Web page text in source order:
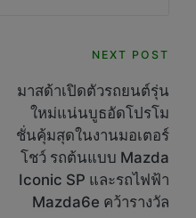
NEXT POST
มาสด้าเปิดตัวรถยนต์รุ่น
ใหม่แน่นบูธอัดโปรโม
ชั่นคุ้มสุดในงานมอเตอร์
โชว์ รถต้นแบบ Mazda
Iconic SP และรถไฟฟ้า
Mazda6e คว้ารางวัล